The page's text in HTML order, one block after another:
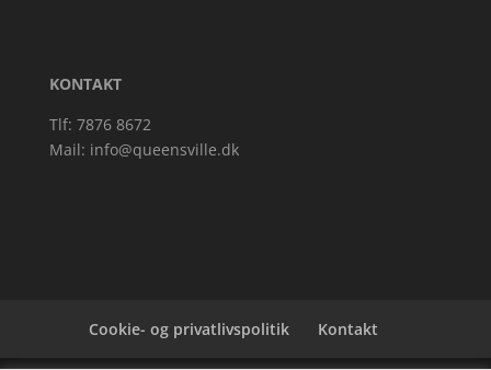
KONTAKT
Tlf: 7876 8672
Mail: info@queensville.dk
Cookie- og privatlivspolitik Kontakt